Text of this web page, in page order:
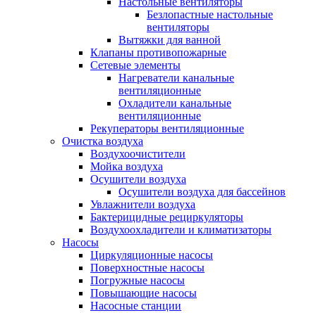
Безлопастные настольные
вентиляторы
Вытяжки для ванной
Клапаны противопожарные
Сетевые элементы
Нагреватели канальные
вентиляционные
Охладители канальные
вентиляционные
Рекуператоры вентиляционные
Очистка воздуха
Воздухоочистители
Мойка воздуха
Осушители воздуха
Осушители воздуха для бассейнов
Увлажнители воздуха
Бактерицидные рециркуляторы
Воздухоохладители и климатизаторы
Насосы
Циркуляционные насосы
Поверхностные насосы
Погружные насосы
Повышающие насосы
Насосные станции